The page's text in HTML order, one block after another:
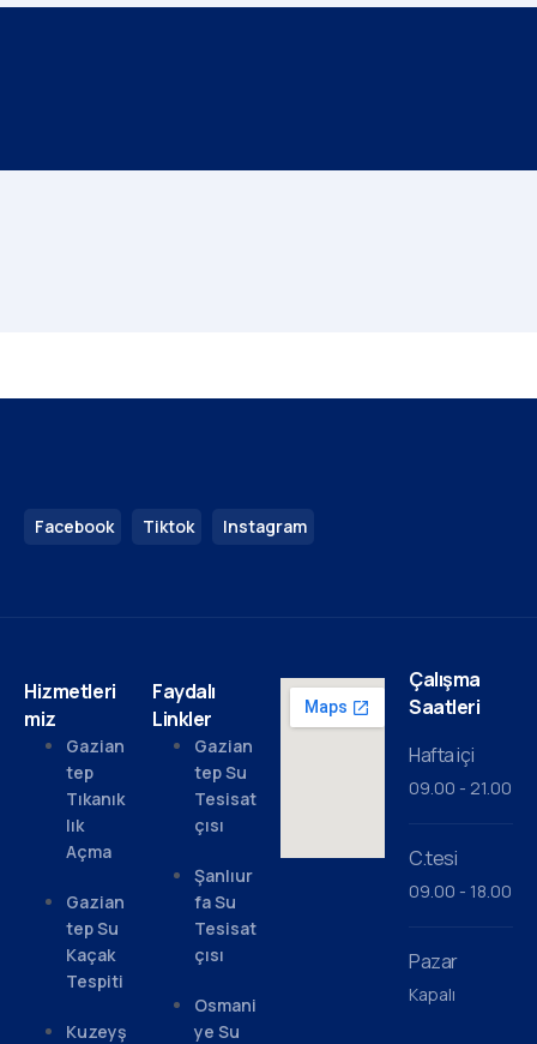
Facebook Tiktok Instagram
Hizmetleri
miz
Gazian
tep
Tıkanık
lık
Açma
Gazian
tep Su
Kaçak
Tespiti
Kuzeyş
Faydalı
Linkler
Gazian
tep Su
Tesisat
çısı
Şanlıur
fa Su
Tesisat
çısı
Osmani
ye Su
Çalışma
Saatleri
Hafta içi
09.00 - 21.00
C.tesi
09.00 - 18.00
Pazar
Kapalı